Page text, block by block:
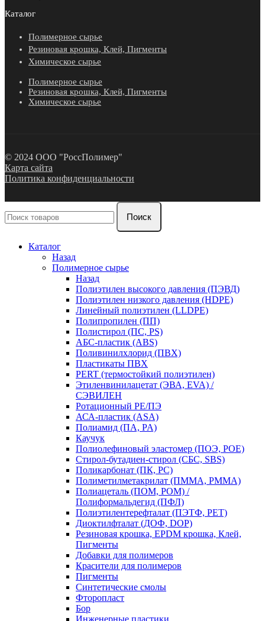
Каталог
Полимерное сырье
Резиновая крошка, Клей, Пигменты
Химическое сырье
Полимерное сырье
Резиновая крошка, Клей, Пигменты
Химическое сырье
© 2024 ООО "РоссПолимер"
Карта сайта
Политика конфиденциальности
Поиск
Каталог
Назад
Полимерное сырье
Назад
Полиэтилен высокого давления (ПЭВД)
Полиэтилен низкого давления (HDPE)
Линейный полиэтилен (LLDPE)
Полипропилен (ПП)
Полистирол (ПС, PS)
АБС-пластик (ABS)
Поливинилхлорид (ПВХ)
Пластикаты ПВХ
PERT (термостойкий полиэтилен)
Этиленвинилацетат (ЭВА, EVA) /
СЭВИЛЕН
Ротационный PE/ПЭ
АСА-пластик (ASA)
Полиамид (ПА, PA)
Каучук
Полиолефиновый эластомер (ПОЭ, POE)
Стирол-бутадиен-стирол (СБС, SBS)
Поликарбонат (ПК, PC)
Полиметилметакрилат (ПММА, PMMA)
Полиацеталь (ПОМ, POM) /
Полиформальдегид (ПФЛ)
Полиэтилентерефталат (ПЭТФ, PET)
Диоктилфталат (ДОФ, DOP)
Резиновая крошка, EPDM крошка, Клей,
Пигменты
Добавки для полимеров
Красители для полимеров
Пигменты
Синтетические смолы
Фторопласт
Бор
Инженерные пластики